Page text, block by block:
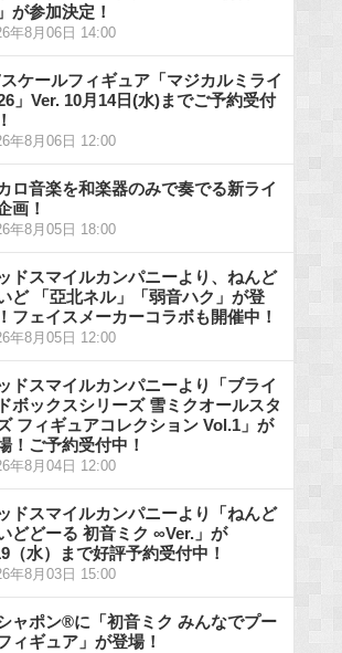
が参加決定！
年8月06日 14:00
ケールフィギュア「マジカルミライ
」Ver. 10月14日(水)までご予約受付
年8月06日 12:00
ロ音楽を和楽器のみで奏でる新ライ
画！
年8月05日 18:00
ドスマイルカンパニーより、ねんど
ど 「亞北ネル」「弱音ハク」が登
フェイスメーカーコラボも開催中！
年8月05日 12:00
ドスマイルカンパニーより「ブライ
ボックスシリーズ 雪ミクオールスタ
フィギュアコレクション Vol.1」が
！ご予約受付中！
年8月04日 12:00
ドスマイルカンパニーより「ねんど
どどーる 初音ミク ∞Ver.」が
（水）まで好評予約受付中！
年8月03日 15:00
ャポン®に「初音ミク みんなでプー
ィギュア」が登場！